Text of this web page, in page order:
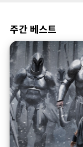
주간 베스트